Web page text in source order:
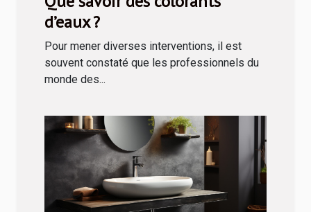
d’eaux ?
Pour mener diverses interventions, il est
souvent constaté que les professionnels du
monde des...